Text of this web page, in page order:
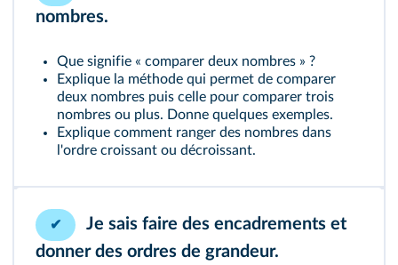
nombres.
Que signifie « comparer deux nombres » ?
Explique la méthode qui permet de comparer
deux nombres puis celle pour comparer trois
nombres ou plus. Donne quelques exemples.
Explique comment ranger des nombres dans
l'ordre croissant ou décroissant.
✔
Je sais faire des encadrements et
donner des ordres de grandeur.